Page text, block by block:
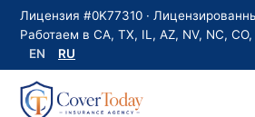
Лицензия #0K77310 ·
Работаем в CA, TX, IL, AZ, NV, NC, CO,
EN
RU